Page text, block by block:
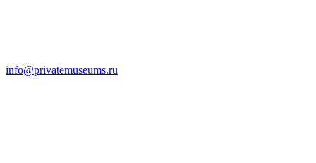
info@privatemuseums.ru